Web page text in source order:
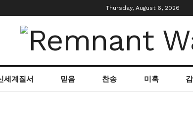
Thursday, August 6, 2026
세계질서 믿음 찬송 미혹